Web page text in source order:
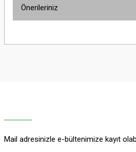
Önerileriniz
Bu ürüne benzer farklı alternatifler
Mail adresinizle e-bültenimize kayıt